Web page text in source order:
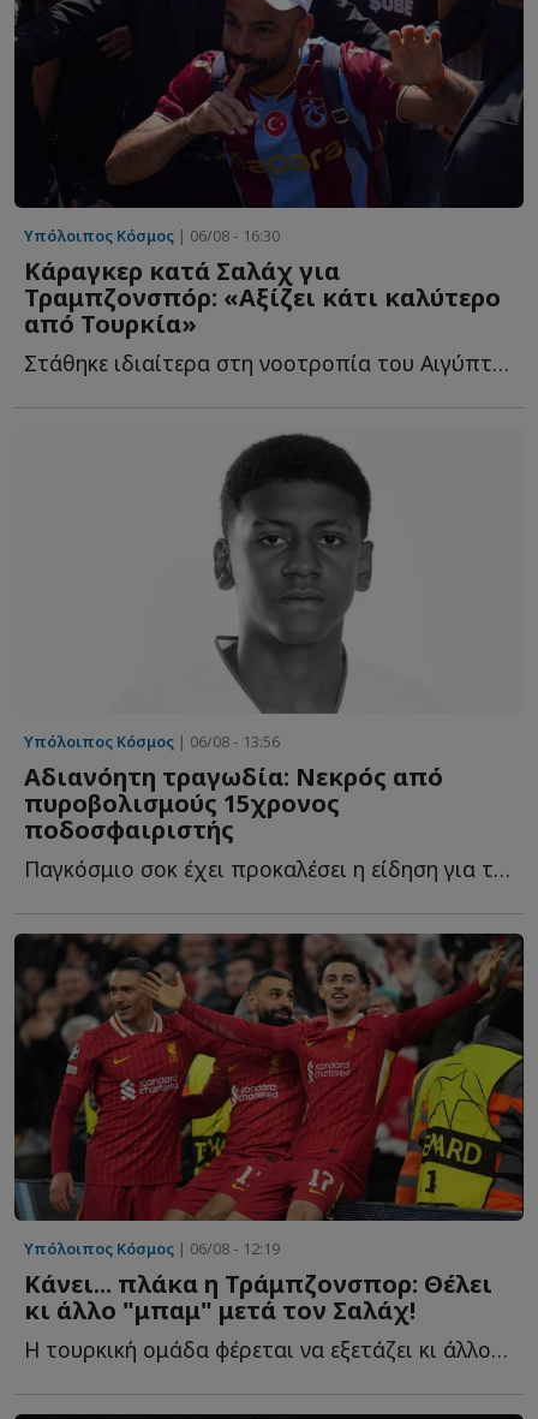
Υπόλοιπος Κόσμος | 06/08 - 16:30
Κάραγκερ κατά Σαλάχ για
Τραμπζονσπόρ: «Αξίζει κάτι καλύτερο
από Τουρκία»
Στάθηκε ιδιαίτερα στη νοοτροπία του Αιγύπτιου επιθετικού, σ...
Υπόλοιπος Κόσμος | 06/08 - 13:56
Αδιανόητη τραγωδία: Νεκρός από
πυροβολισμούς 15χρονος
ποδοσφαιριστής
Παγκόσμιο σοκ έχει προκαλέσει η είδηση για την δολοφονία ε...
Υπόλοιπος Κόσμος | 06/08 - 12:19
Κάνει... πλάκα η Τράμπζονσπορ: Θέλει
κι άλλο "μπαμ" μετά τον Σαλάχ!
Η τουρκική ομάδα φέρεται να εξετάζει κι άλλον π...